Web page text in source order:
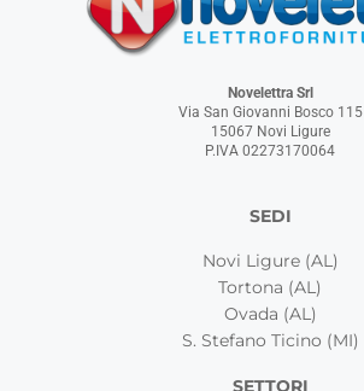
Novelettra Srl
Via San Giovanni Bosco 115
15067 Novi Ligure
P.IVA 02273170064
SEDI
Novi Ligure (AL)
Tortona (AL)
Ovada (AL)
S. Stefano Ticino (MI)
SETTORI